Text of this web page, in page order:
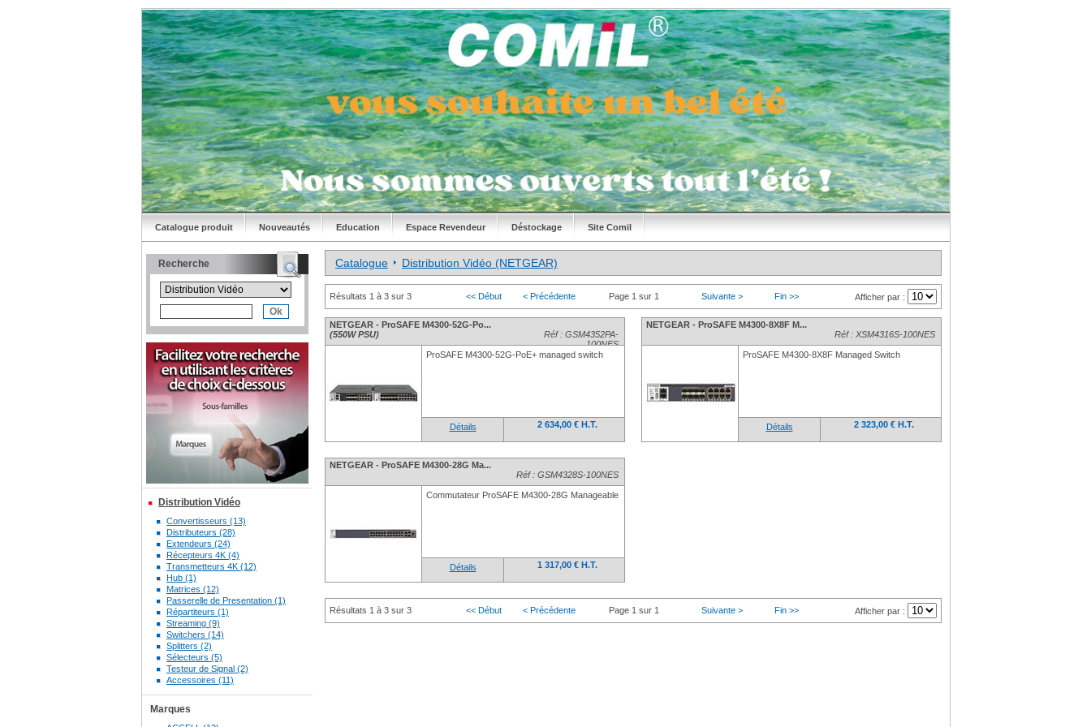
Catalogue produit Nouveautés Education Espace Revendeur Déstockage Site Comil
Recherche
Distribution Vidéo
Convertisseurs (13)
Distributeurs (28)
Extendeurs (24)
Récepteurs 4K (4)
Transmetteurs 4K (12)
Hub (1)
Matrices (12)
Passerelle de Presentation (1)
Répartiteurs (1)
Streaming (9)
Switchers (14)
Splitters (2)
Sélecteurs (5)
Testeur de Signal (2)
Accessoires (11)
Marques
Catalogue Distribution Vidéo (NETGEAR)
Résultats 1 à 3 sur 3 << Début < Précédente Page 1 sur 1 Suivante > Fin >> Afficher par :
NETGEAR - ProSAFE M4300-52G-Po...
(550W PSU)
Réf : GSM4352PA-
100NES
ProSAFE M4300-52G-PoE+ managed switch
Détails 2 634,00 € H.T.
NETGEAR - ProSAFE M4300-8X8F M...
Réf : XSM4316S-100NES
ProSAFE M4300-8X8F Managed Switch
Détails 2 323,00 € H.T.
NETGEAR - ProSAFE M4300-28G Ma...
Réf : GSM4328S-100NES
Commutateur ProSAFE M4300-28G Manageable
Détails 1 317,00 € H.T.
Résultats 1 à 3 sur 3 << Début < Précédente Page 1 sur 1 Suivante > Fin >> Afficher par :